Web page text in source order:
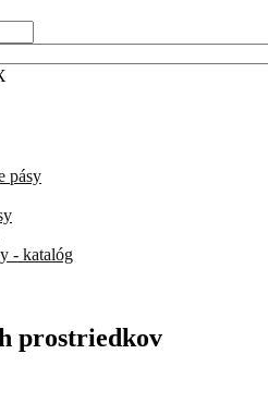
pásy
- katalóg
prostriedkov